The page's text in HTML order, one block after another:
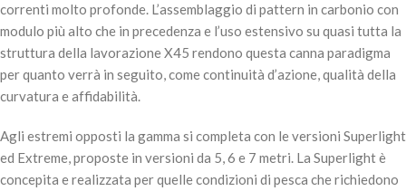
DAIWA AMORPHOUS BOLO – REGULAR 7.00mt
400,00
AGGIUNGI AL
correnti molto profonde. L’assemblaggio di pattern in carbonio con
modulo più alto che in precedenza e l’uso estensivo su quasi tutta la
struttura della lavorazione X45 rendono questa canna paradigma
per quanto verrà in seguito, come continuità d’azione, qualità della
curvatura e affidabilità.
Agli estremi opposti la gamma si completa con le versioni Superlight
ed Extreme, proposte in versioni da 5, 6 e 7 metri. La Superlight è
concepita e realizzata per quelle condizioni di pesca che richiedono